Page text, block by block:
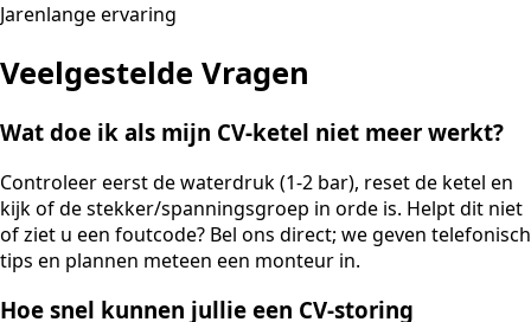
Jarenlange ervaring
Veelgestelde Vragen
Wat doe ik als mijn CV-ketel niet meer werkt?
Controleer eerst de waterdruk (1-2 bar), reset de ketel en
kijk of de stekker/spanningsgroep in orde is. Helpt dit niet
of ziet u een foutcode? Bel ons direct; we geven telefonisch
tips en plannen meteen een monteur in.
Hoe snel kunnen jullie een CV-storing